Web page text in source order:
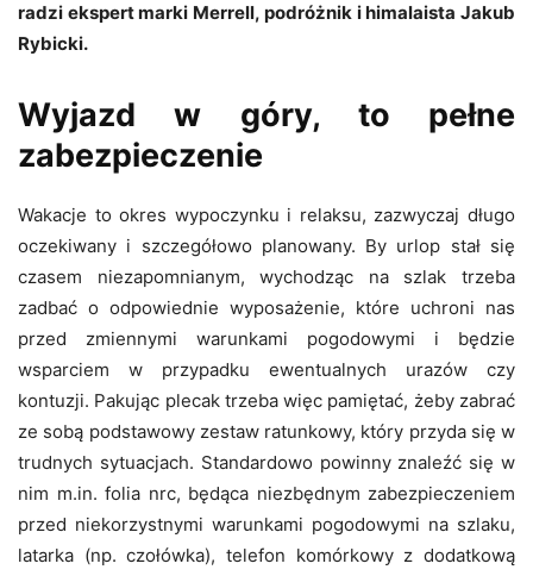
radzi ekspert marki Merrell, podróżnik i himalaista Jakub
Rybicki.
Wyjazd w góry, to pełne
zabezpieczenie
Wakacje to okres wypoczynku i relaksu, zazwyczaj długo
oczekiwany i szczegółowo planowany. By urlop stał się
czasem niezapomnianym, wychodząc na szlak trzeba
zadbać o odpowiednie wyposażenie, które uchroni nas
przed zmiennymi warunkami pogodowymi i będzie
wsparciem w przypadku ewentualnych urazów czy
kontuzji. Pakując plecak trzeba więc pamiętać, żeby zabrać
ze sobą podstawowy zestaw ratunkowy, który przyda się w
trudnych sytuacjach. Standardowo powinny znaleźć się w
nim m.in. folia nrc, będąca niezbędnym zabezpieczeniem
przed niekorzystnymi warunkami pogodowymi na szlaku,
latarka (np. czołówka), telefon komórkowy z dodatkową